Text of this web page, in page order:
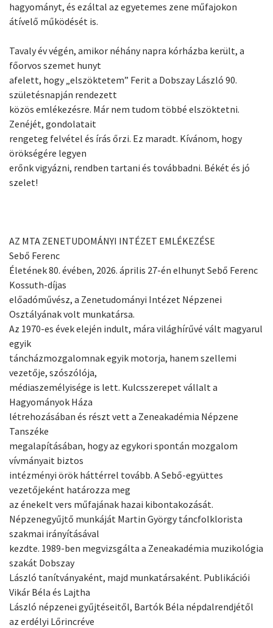
hagyományt, és ezáltal az egyetemes zene műfajokon
átívelő működését is.
Tavaly év végén, amikor néhány napra kórházba került, a
főorvos szemet hunyt
afelett, hogy „elszöktetem” Ferit a Dobszay László 90.
születésnapján rendezett
közös emlékezésre. Már nem tudom többé elszöktetni.
Zenéjét, gondolatait
rengeteg felvétel és írás őrzi. Ez maradt. Kívánom, hogy
örökségére legyen
erőnk vigyázni, rendben tartani és továbbadni. Békét és jó
szelet!
AZ MTA ZENETUDOMÁNYI INTÉZET EMLÉKEZÉSE
Sebő Ferenc
Életének 80. évében, 2026. április 27-én elhunyt Sebő Ferenc
Kossuth-díjas
előadóművész, a Zenetudományi Intézet Népzenei
Osztályának volt munkatársa.
Az 1970-es évek elején indult, mára világhírűvé vált magyarul
egyik
táncházmozgalomnak egyik motorja, hanem szellemi
vezetője, szószólója,
médiaszemélyisége is lett. Kulcsszerepet vállalt a
Hagyományok Háza
létrehozásában és részt vett a Zeneakadémia Népzene
Tanszéke
megalapításában, hogy az egykori spontán mozgalom
vívmányait biztos
intézményi örök háttérrel tovább. A Sebő-együttes
vezetőjeként határozza meg
az énekelt vers műfajának hazai kibontakozását.
Népzenegyűjtő munkáját Martin György táncfolklorista
szakmai irányításával
kezdte. 1989-ben megvizsgálta a Zeneakadémia muzikológia
szakát Dobszay
László tanítványaként, majd munkatársaként. Publikációi
Vikár Béla és Lajtha
László népzenei gyűjtéseitől, Bartók Béla népdalrendjétől
az erdélyi Lőrincréve